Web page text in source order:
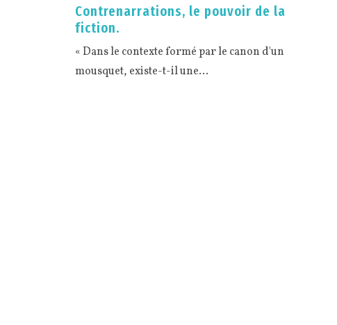
Contrenarrations, le pouvoir de la
fiction.
« Dans le contexte formé par le canon d'un
mousquet, existe-t-il une…